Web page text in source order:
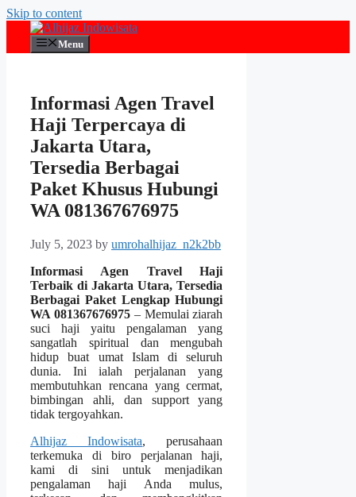
Skip to content
Menu
Informasi Agen Travel
Haji Terpercaya di
Jakarta Utara,
Tersedia Berbagai
Paket Khusus Hubungi
WA 081367676975
July 5, 2023 by umrohalhijaz_n2k2bb
Informasi Agen Travel Haji
Terbaik di Jakarta Utara, Tersedia
Berbagai Paket Lengkap Hubungi
WA 081367676975– Memulai ziarah
suci haji yaitu pengalaman yang
sangatlah spiritual dan mengubah
hidup buat umat Islam di seluruh
dunia. Ini ialah perjalanan yang
membutuhkan rencana yang cermat,
bimbingan ahli, dan support yang
tidak tergoyahkan.
Alhijaz Indowisata, perusahaan
terkemuka di biro perjalanan haji,
kami di sini untuk menjadikan
pengalaman haji Anda mulus,